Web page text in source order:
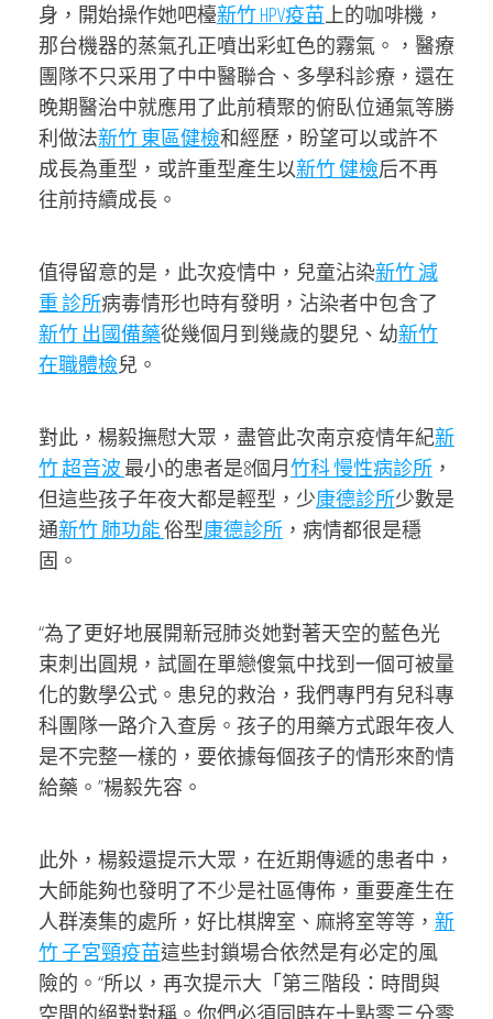
身，開始操作她吧檯新竹 HPV疫苗上的咖啡機，
那台機器的蒸氣孔正噴出彩虹色的霧氣。，醫療
團隊不只采用了中中醫聯合、多學科診療，還在
晚期醫治中就應用了此前積聚的俯臥位通氣等勝
利做法新竹 東區健檢和經歷，盼望可以或許不
成長為重型，或許重型產生以新竹 健檢后不再
往前持續成長。
值得留意的是，此次疫情中，兒童沾染新竹 減
重 診所病毒情形也時有發明，沾染者中包含了
新竹 出國備藥從幾個月到幾歲的嬰兒、幼新竹
在職體檢兒。
對此，楊毅撫慰大眾，盡管此次南京疫情年紀新
竹 超音波最小的患者是8個月竹科 慢性病診所 ，
但這些孩子年夜大都是輕型，少康德診所少數是
通新竹 肺功能俗型康德診所 ，病情都很是穩
固。
“為了更好地展開新冠肺炎她對著天空的藍色光
束刺出圓規，試圖在單戀傻氣中找到一個可被量
化的數學公式。患兒的救治，我們專門有兒科專
科團隊一路介入查房。孩子的用藥方式跟年夜人
是不完整一樣的，要依據每個孩子的情形來酌情
給藥。”楊毅先容。
此外，楊毅還提示大眾，在近期傳遞的患者中，
大師能夠也發明了不少是社區傳佈，重要產生在
人群湊集的處所，好比棋牌室、麻將室等等， 新
竹 子宮頸疫苗這些封鎖場合依然是有必定的風
險的。“所以，再次提示大「第三階段：時間與
空間的絕對對稱。你們必須同時在十點零三分零